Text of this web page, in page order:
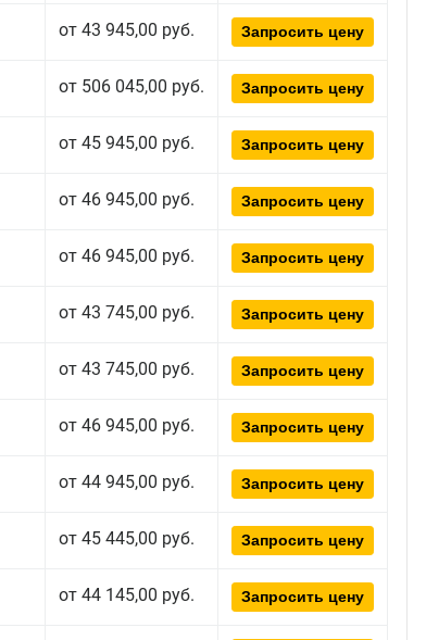
от 43 945,00 руб. Запросить цену
от 506 045,00 руб. Запросить цену
от 45 945,00 руб. Запросить цену
от 46 945,00 руб. Запросить цену
от 46 945,00 руб. Запросить цену
от 43 745,00 руб. Запросить цену
от 43 745,00 руб. Запросить цену
от 46 945,00 руб. Запросить цену
от 44 945,00 руб. Запросить цену
от 45 445,00 руб. Запросить цену
от 44 145,00 руб. Запросить цену